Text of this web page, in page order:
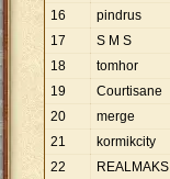
16
pindrus
17
S M S
18
tomhor
19
Courtisane
20
merge
21
kormikcity
22
REALMAKS